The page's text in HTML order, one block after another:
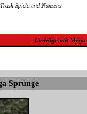
Spiele und Nonsens
Einträge mit Mega
Sprünge